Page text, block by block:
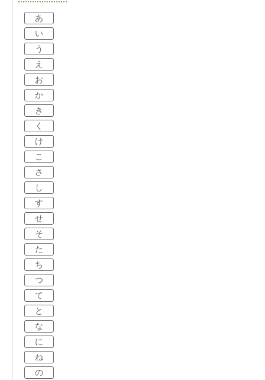
あ
い
う
え
お
か
き
く
け
こ
さ
し
す
せ
そ
た
ち
つ
て
と
な
に
ね
の